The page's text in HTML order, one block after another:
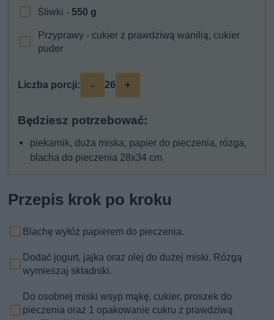
Śliwki - 550 g
Przyprawy - cukier z prawdziwą wanilią, cukier
puder
Liczba porcji: - 26 +
Będziesz potrzebować:
piekarnik, duża miska, papier do pieczenia, rózga,
blacha do pieczenia 28x34 cm
Przepis krok po kroku
Blachę wyłóż papierem do pieczenia.
Dodać jogurt, jajka oraz olej do dużej miski. Rózgą
wymieszaj składniki.
Do osobnej miski wsyp mąkę, cukier, proszek do
pieczenia oraz 1 opakowanie cukru z prawdziwą